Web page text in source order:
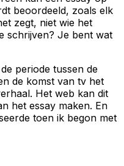
beoordeeld, zoals elk
zegt, niet wie het
schrijven? Je bent wat
periode tussen de
de komst van tv het
Het web kan dit
het essay maken. En
toen ik begon met